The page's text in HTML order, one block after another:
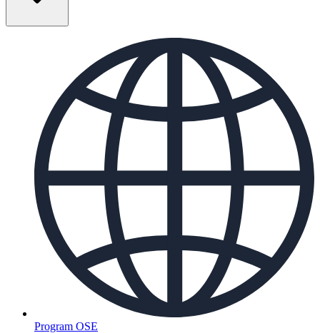
Program OSE